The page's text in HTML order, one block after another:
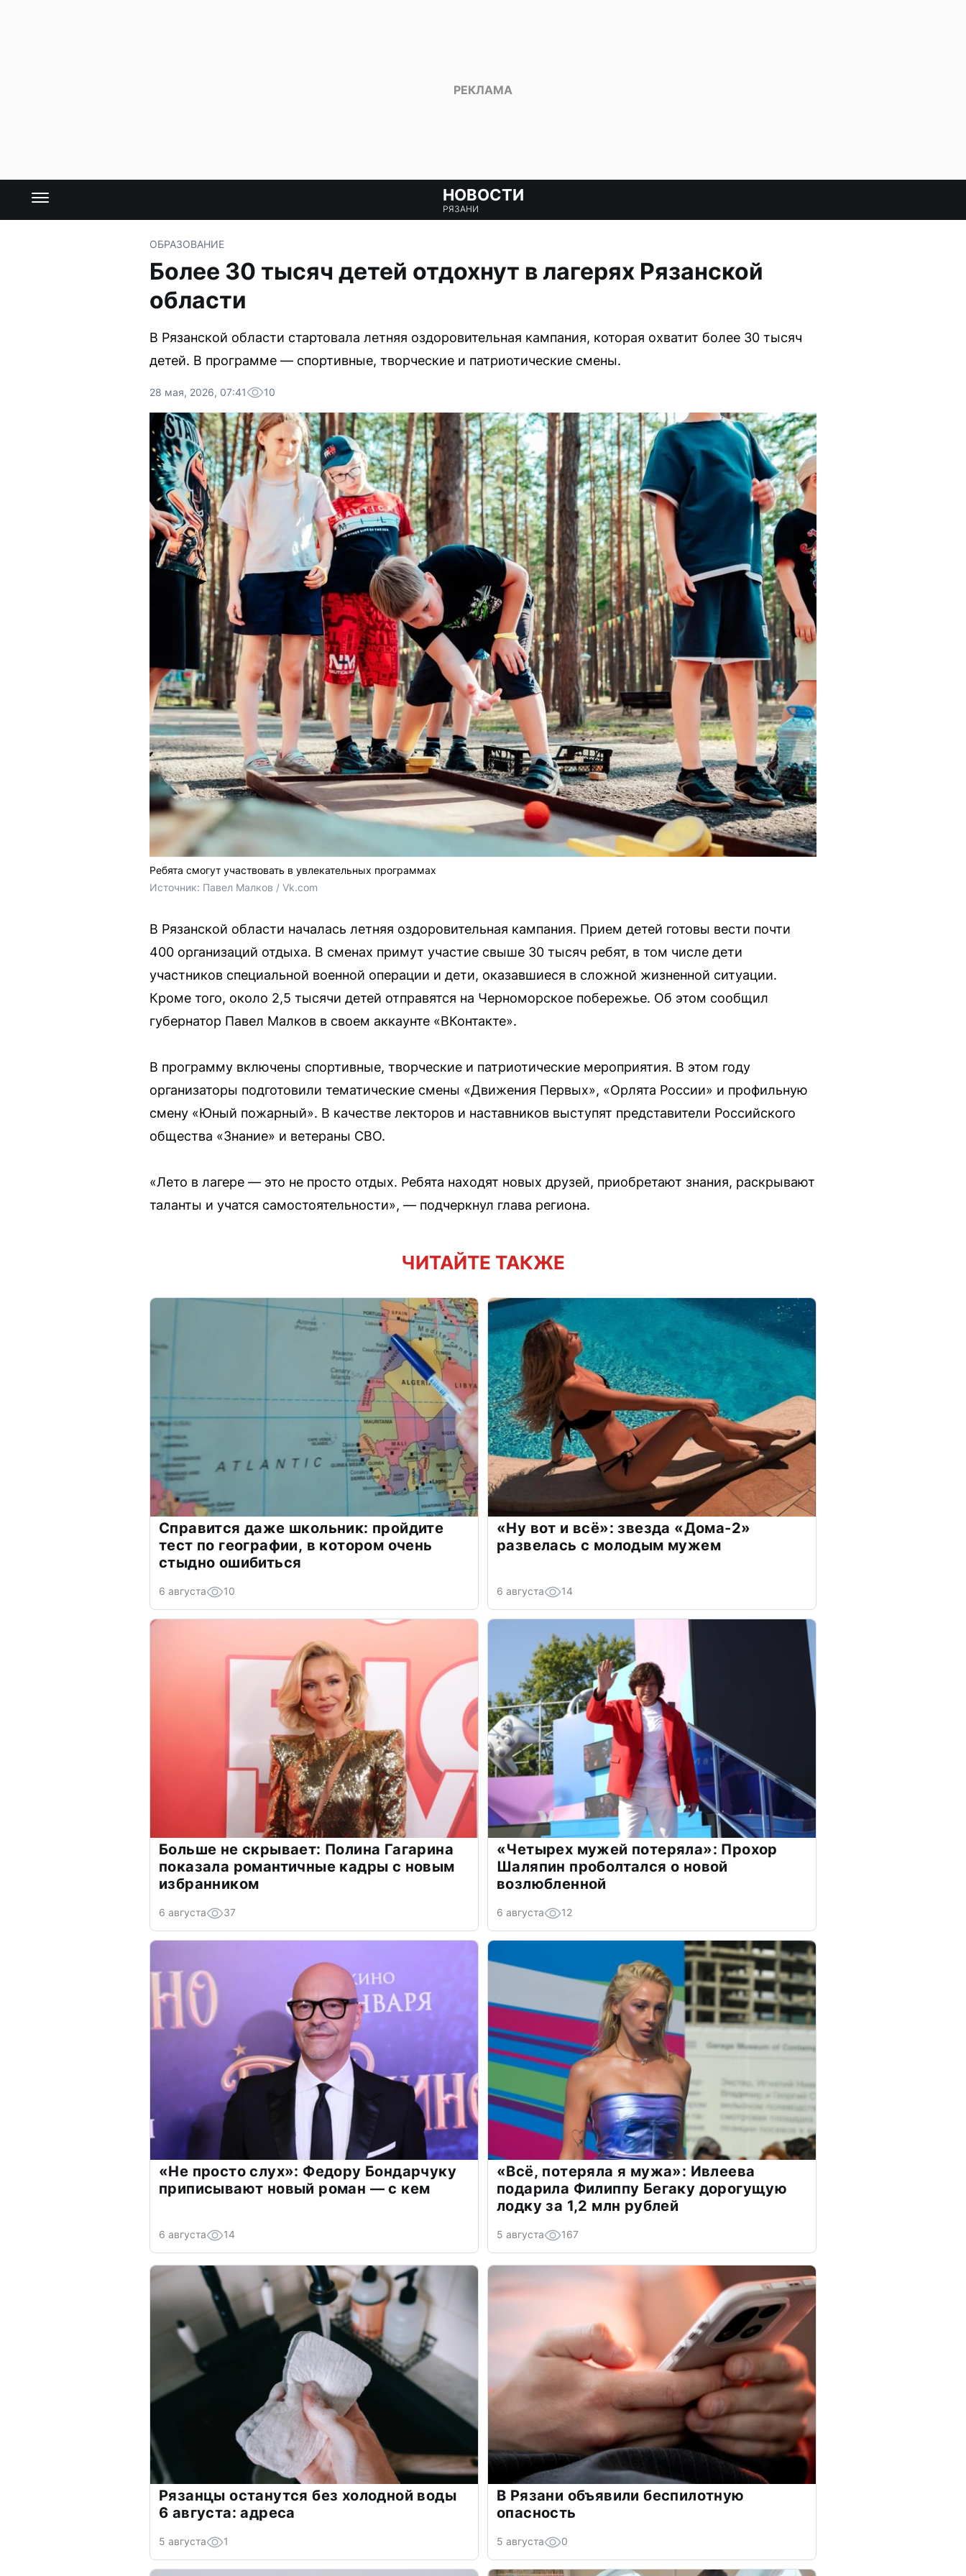
НОВОСТИ
РЯЗАНИ
ОБРАЗОВАНИЕ
Более 30 тысяч детей отдохнут в лагерях Рязанской
области
В Рязанской области стартовала летняя оздоровительная кампания, которая охватит более 30 тысяч
детей. В программе — спортивные, творческие и патриотические смены.
28 мая, 2026, 07:41 10
Ребята смогут участвовать в увлекательных программах
Источник: Павел Малков / Vk.com
В Рязанской области началась летняя оздоровительная кампания. Прием детей готовы вести почти
400 организаций отдыха. В сменах примут участие свыше 30 тысяч ребят, в том числе дети
участников специальной военной операции и дети, оказавшиеся в сложной жизненной ситуации.
Кроме того, около 2,5 тысячи детей отправятся на Черноморское побережье. Об этом сообщил
губернатор Павел Малков в своем аккаунте «ВКонтакте».
В программу включены спортивные, творческие и патриотические мероприятия. В этом году
организаторы подготовили тематические смены «Движения Первых», «Орлята России» и профильную
смену «Юный пожарный». В качестве лекторов и наставников выступят представители Российского
общества «Знание» и ветераны СВО.
«Лето в лагере — это не просто отдых. Ребята находят новых друзей, приобретают знания, раскрывают
таланты и учатся самостоятельности», — подчеркнул глава региона.
ЧИТАЙТЕ ТАКЖЕ
Справится даже школьник: пройдите
тест по географии, в котором очень
стыдно ошибиться
6 августа 10
«Ну вот и всё»: звезда «Дома-2»
развелась с молодым мужем
6 августа 14
Больше не скрывает: Полина Гагарина
показала романтичные кадры с новым
избранником
6 августа 37
«Четырех мужей потеряла»: Прохор
Шаляпин проболтался о новой
возлюбленной
6 августа 12
«Не просто слух»: Федору Бондарчуку
приписывают новый роман — с кем
6 августа 14
«Всё, потеряла я мужа»: Ивлеева
подарила Филиппу Бегаку дорогущую
лодку за 1,2 млн рублей
5 августа 167
Рязанцы останутся без холодной воды
6 августа: адреса
5 августа 1
В Рязани объявили беспилотную
опасность
5 августа 0